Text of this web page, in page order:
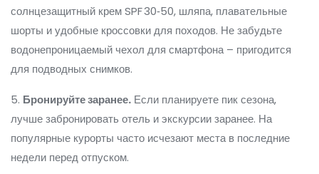
солнцезащитный крем SPF 30‑50, шляпа, плавательные
шорты и удобные кроссовки для походов. Не забудьте
водонепроницаемый чехол для смартфона – пригодится
для подводных снимков.
5. Бронируйте заранее. Если планируете пик сезона,
лучше забронировать отель и экскурсии заранее. На
популярные курорты часто исчезают места в последние
недели перед отпуском.